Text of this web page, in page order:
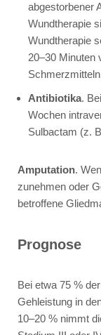
abgestorbener
Wundtherapie
Wundtherapie
20–30 Minuten
Antibiotika.
Wochen
Sulbactam (z.
Amputation.
zunehmen oder
betroffene
Prognose
Bei etwa 75 %
Gehleistung in
10–20 % nimmt